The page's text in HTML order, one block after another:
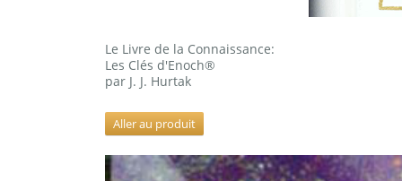
Le Livre de la Connaissance:
Les Clés d'Enoch®
par J. J. Hurtak
Aller au produit